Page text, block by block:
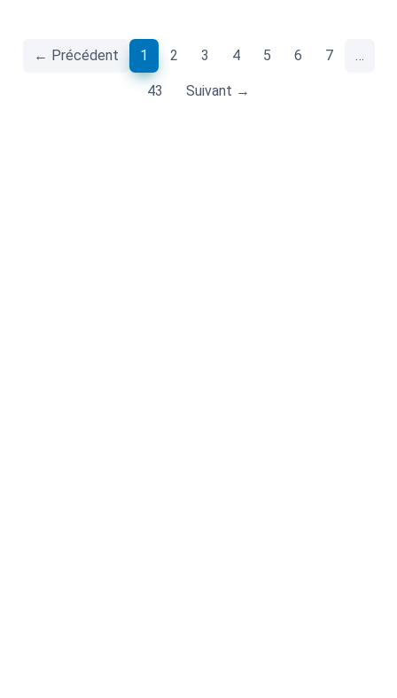
← Précédent 1 (current)
2 3 4 5 6 7 …
43 Suivant →